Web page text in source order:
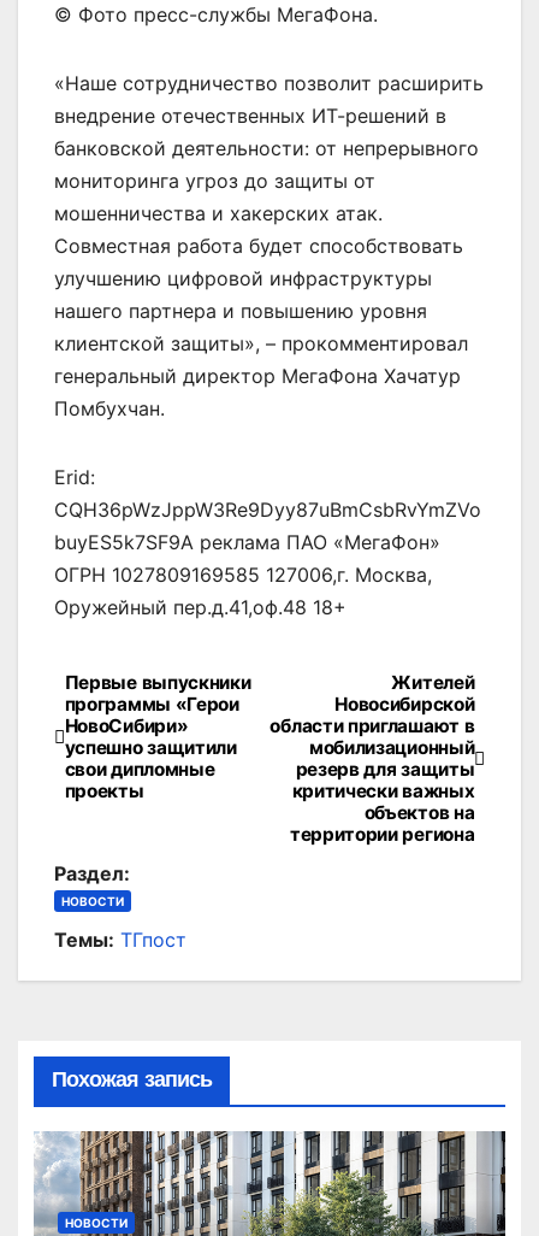
© Фото пресс-службы МегаФона.
«Наше сотрудничество позволит расширить
внедрение отечественных ИТ-решений в
банковской деятельности: от непрерывного
мониторинга угроз до защиты от
мошенничества и хакерских атак.
Совместная работа будет способствовать
улучшению цифровой инфраструктуры
нашего партнера и повышению уровня
клиентской защиты», – прокомментировал
генеральный директор МегаФона Хачатур
Помбухчан.
Erid:
CQH36pWzJppW3Re9Dyy87uBmCsbRvYmZVo
buyES5k7SF9A реклама ПАО «МегаФон»
ОГРН 1027809169585 127006,г. Москва,
Оружейный пер.д.41,оф.48 18+
Навигация
по
записям
Жителей
Новосибирской
области приглашают в
мобилизационный
резерв для защиты
критически важных
объектов на
территории региона
Первые выпускники
программы «Герои
НовоСибири»
успешно защитили
свои дипломные
проекты
Раздел:
НОВОСТИ
Темы: ТГпост
Похожая запись
НОВОСТИ